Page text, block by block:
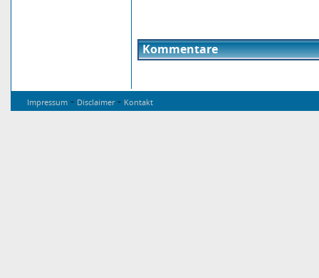
Kommentare
Impressum - Disclaimer- Kontakt